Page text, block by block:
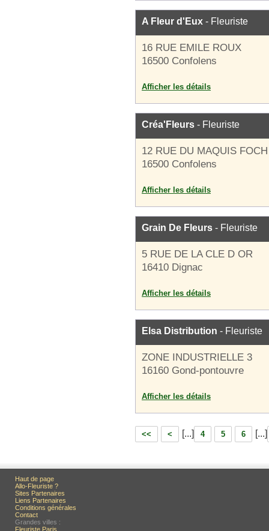
A Fleur d'Eux - Fleuriste
16 RUE EMILE ROUX
16500 Confolens
Afficher les détails
Créa'Fleurs - Fleuriste
12 RUE DU MAQUIS FOCH
16500 Confolens
Afficher les détails
Grain De Fleurs - Fleuriste
5 RUE DE LA CLE D OR
16410 Dignac
Afficher les détails
Elsa Distribution - Fleuriste
ZONE INDUSTRIELLE 3
16160 Gond-pontouvre
Afficher les détails
<< < [...] 4 5 6 [...]
Haut de page
Allo-Fleuriste ?
Sites Partenaires
Liens Partenaires
Conditions générales
Contact
Grandes villes :
Fleuriste Paris